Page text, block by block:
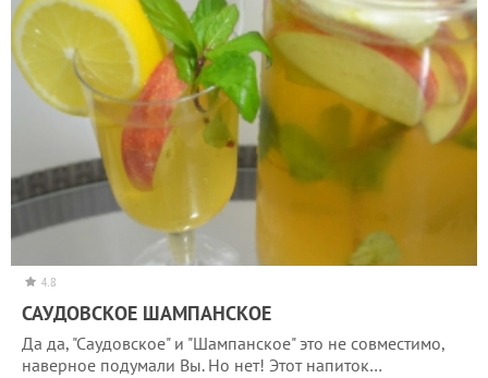
4.8
САУДОВСКОЕ ШАМПАНСКОЕ
Да да, "Саудовское" и "Шампанское" это не совместимо,
наверное подумали Вы. Но нет! Этот напиток…